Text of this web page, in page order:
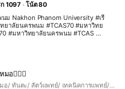
1097
โน้ต 80
ม Nakhon Phanom University #เรี
ยาลัยนครพนม #TCAS70 #มหาวิทย
#มหาวิทยาลัยนครพนม #TCAS #บั
เรียน #NPU #นครพนม #NKP #na
อ👩🏻‍⚕️
#dek68 อยากเป็นหมอ/ ทันตะ/ สัตว์แพทย์/ เทคนิคการแพทย์/พยาบาลและอื่นๆที่เกี่ยวกับทางการแพทย์